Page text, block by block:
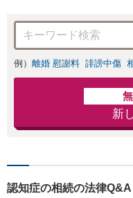
例） 離婚 慰謝料 誹謗中傷
新
認知症の相続の法律Q&A